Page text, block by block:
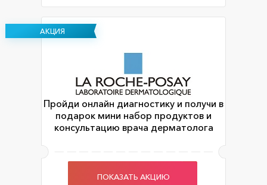
АКЦИЯ
Пройди онлайн диагностику и получи в
подарок мини набор продуктов и
консультацию врача дерматолога
ПОКАЗАТЬ АКЦИЮ